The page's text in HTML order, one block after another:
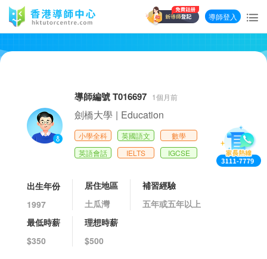
導師登入
導師編號 T016697 1個月前
劍橋大學 | Education
小學全科 英國語文
數學
英語會話
IELTS IGCSE
出生年份
1997
居住地區
土瓜灣
補習經驗
五年或五年以上
最低時薪
$350
理想時薪
$500